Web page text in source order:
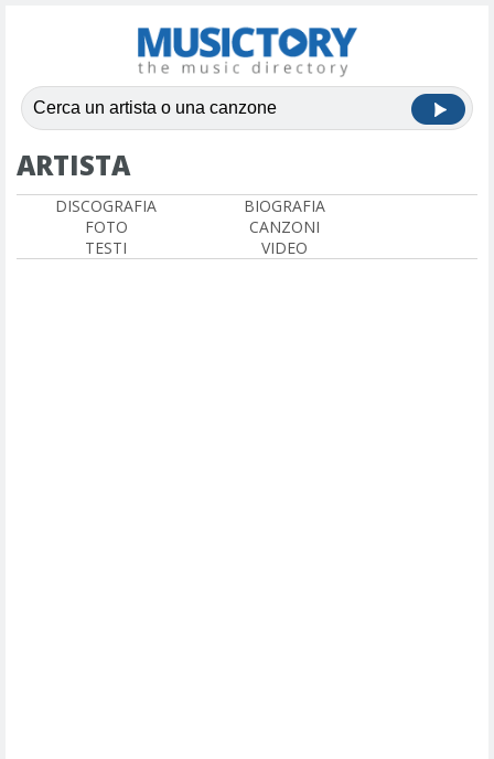
ARTISTA
DISCOGRAFIA
BIOGRAFIA
FOTO
CANZONI
TESTI
VIDEO